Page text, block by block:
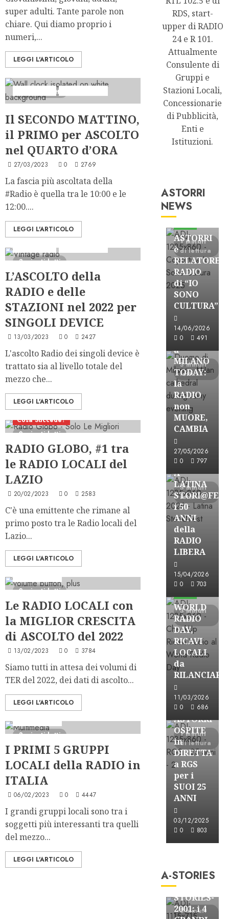
super adulti. Tante parole non
chiare. Qui diamo proprio i
numeri,...
LEGGI L'ARTICOLO
4 minuti letti
Il SECONDO MATTINO,
il PRIMO per ASCOLTO
nel QUARTO d’ORA
27/03/2023 0 2769
La fascia più ascoltata della
#Radio è quella tra le 10:00 e le
12:00....
LEGGI L'ARTICOLO
3 minuti letti
L’ASCOLTO della
RADIO e delle
STAZIONI nel 2022 per
SINGOLI DEVICE
13/03/2023 0 2427
L'ascolto Radio dei singoli device è
trattato sia al livello totale del
mezzo che...
LEGGI L'ARTICOLO
2 minuti letti
Cosa Succede?
RADIO GLOBO, #1 tra
le RADIO LOCALI del
LAZIO
20/02/2023 0 2583
C'è una emittente che rimane al
primo posto tra le Radio locali del
Lazio...
LEGGI L'ARTICOLO
2 minuti letti
Le RADIO LOCALI con
la MIGLIOR CRESCITA
di ASCOLTO del 2022
13/02/2023 0 3784
Siamo tutti in attesa dei volumi di
TER del 2022, dei dati di ascolto...
LEGGI L'ARTICOLO
3 minuti letti
I PRIMI 5 GRUPPI
LOCALI della RADIO in
ITALIA
06/02/2023 0 4447
I grandi gruppi locali sono tra i
soggetti più interessanti tra quelli
del mezzo...
LEGGI L'ARTICOLO
RDS, start-
upper di RADIO
24 e R 101.
Attualmente
Consulente di
Gruppi e
Stazioni Locali,
Concessionarie
di Pubblicità,
Enti e
Istituzioni.
ASTORRI
NEWS
1 minuti
di lettura
Astorri News
ASTORRI
è
RELATORE
RADIO
di “IO
SONO
CULTURA”
14/06/2026
0
491
3 minuti
letti
FREE
ASTORRI
a
MILANO
TODAY:
la
RADIO
non
MUORE,
CAMBIA
27/05/2026
0
797
3 minuti
letti
Astorri News
FREE
A
LATINA
i 50
ANNI
della
RADIO
LIBERA
15/04/2026
0
703
3 minuti
letti
Astorri News
WORLD
RADIO
DAY,
RICAVI
LOCALI
da
RILANCIARE
11/03/2026
0
686
1 minuti
di lettura
Astorri News
FREE
ASTORRI
OSPITE
in
DIRETTA
a RGS
per i
SUOI 25
ANNI
03/12/2025
0
803
A-STORIES
3 minuti
FREE
A-
STORIES-
2001: i 4